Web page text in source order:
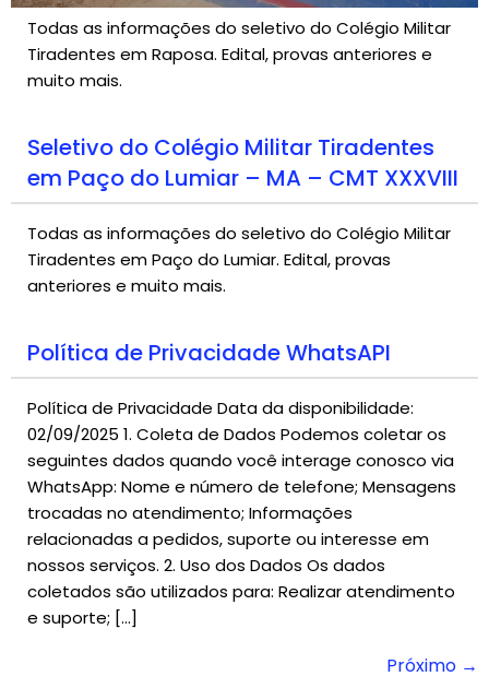
Todas as informações do seletivo do Colégio Militar
Tiradentes em Raposa. Edital, provas anteriores e
muito mais.
Seletivo do Colégio Militar Tiradentes
em Paço do Lumiar – MA – CMT XXXVIII
Todas as informações do seletivo do Colégio Militar
Tiradentes em Paço do Lumiar. Edital, provas
anteriores e muito mais.
Política de Privacidade WhatsAPI
Política de Privacidade Data da disponibilidade:
02/09/2025 1. Coleta de Dados Podemos coletar os
seguintes dados quando você interage conosco via
WhatsApp: Nome e número de telefone; Mensagens
trocadas no atendimento; Informações
relacionadas a pedidos, suporte ou interesse em
nossos serviços. 2. Uso dos Dados Os dados
coletados são utilizados para: Realizar atendimento
e suporte; […]
Próximo →